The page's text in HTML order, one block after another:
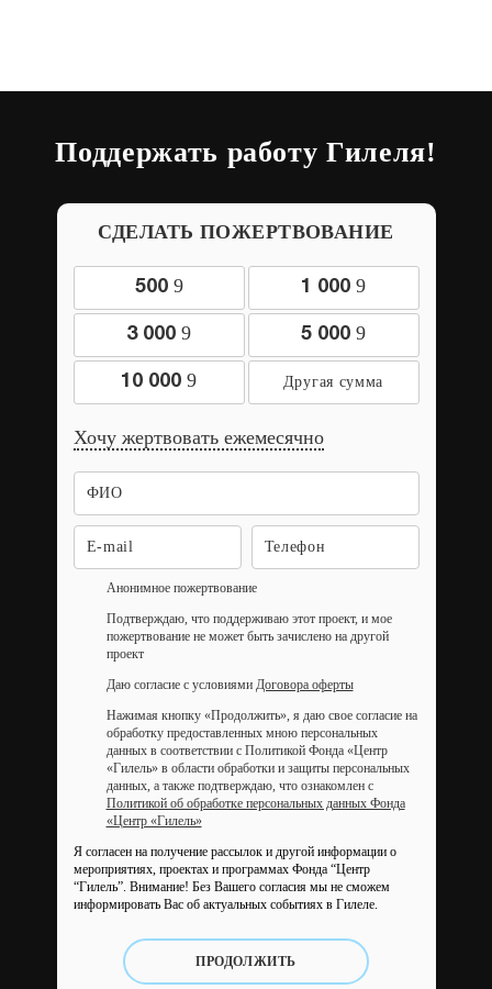
Поддержать работу Гилеля!
СДЕЛАТЬ ПОЖЕРТВОВАНИЕ
500 9 1 000 9
3 000 9 5 000 9
10 000 9
Хочу жертвовать ежемесячно
Анонимное пожертвование
Подтверждаю, что поддерживаю этот проект, и мое
пожертвование не может быть зачислено на другой
проект
Даю согласие с условиями Договора оферты
Нажимая кнопку «Продолжить», я даю свое согласие на
обработку предоставленных мною персональных
данных в соответствии с Политикой Фонда «Центр
«Гилель» в области обработки и защиты персональных
данных, а также подтверждаю, что ознакомлен с
Политикой об обработке персональных данных Фонда
«Центр «Гилель»
Я согласен на получение рассылок и другой информации о
мероприятиях, проектах и программах Фонда “Центр
“Гилель”. Внимание! Без Вашего согласия мы не сможем
информировать Вас об актуальных событиях в Гилеле.
ПРОДОЛЖИТЬ